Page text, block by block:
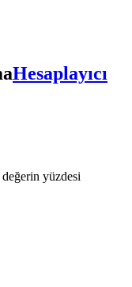
Hesaplayıcı
yüzdesi